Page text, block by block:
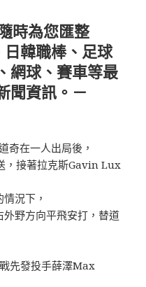
時為您匯整
韓職棒、足球
網球、賽車等最
聞資訊。－
奇在一人出局後，
，接著拉克斯Gavin Lux
況下，
野方向平飛安打，替道
先發投手薛澤Max